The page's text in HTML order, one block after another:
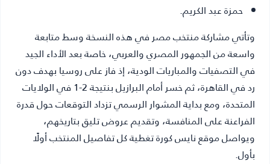
حمزة عبد الكريم.
وتأتي مشاركة منتخب مصر في هذه النسخة وسط متابعة
واسعة من الجمهور المصري والعربي، خاصة بعد الأداء الجيد
في التصفيات والمباريات الودية، إذ فاز على روسيا بهدف دون
رد في القاهرة، ثم خسر أمام البرازيل بنتيجة 2-1 في الولايات
المتحدة، ومع بداية المشوار الرسمي تزداد التوقعات حول قدرة
الفراعنة على المنافسة، وتقديم عروض تليق بتاريخهم،
ويواصل موقع نايس كورة تغطية كل تفاصيل المنتخب أولًا
بأول.